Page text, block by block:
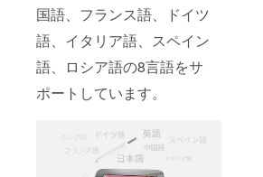
国語、フランス語、ドイツ
語、イタリア語、スペイン
語、ロシア語の8言語をサ
ポートしています。